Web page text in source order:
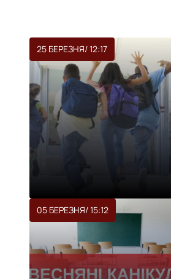
25 БЕРЕЗНЯ/ 12:17
05 БЕРЕЗНЯ/ 15:12